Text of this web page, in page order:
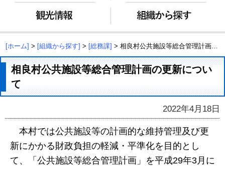
[ホーム] > [組織から探す] > [総務課] > 相良村公共施設等総合管理計画の更新について
相良村公共施設等総合管理計画の更新につい
て
2022年4月18日
本村では公共施設等の計画的な維持管理及び更
新にかかる財政負担の軽減・平準化を目的とし
て、「公共施設等総合管理計画」を平成29年3月に